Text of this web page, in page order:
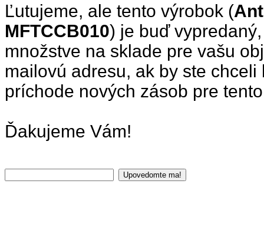
Ľutujeme, ale tento výrobok (
MFTCCB010) je buď
množstve na sklade pre vašu
mailovú adresu, ak by ste
príchode nových zásob pre
Ďakujeme Vám!